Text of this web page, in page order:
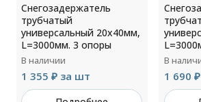
Снегозадержатель
трубчатый
универсальный 20х40мм,
L=3000мм. 3 опоры
В наличии
1 355 ₽ за шт
3005
В
1 690